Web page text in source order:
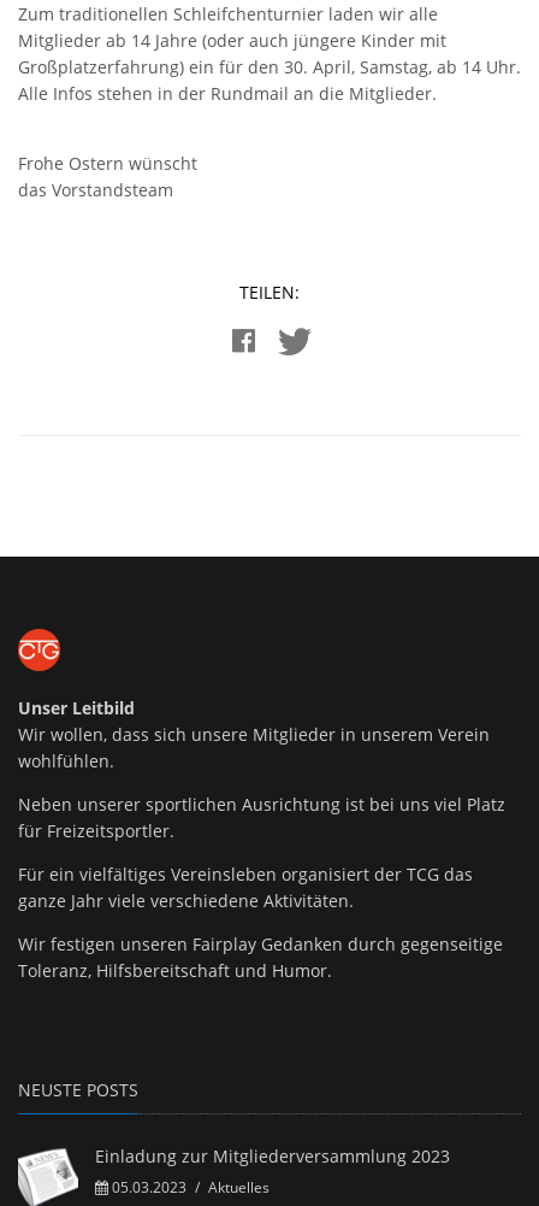
Zum traditionellen Schleifchenturnier laden wir alle
Mitglieder ab 14 Jahre (oder auch jüngere Kinder mit
Großplatzerfahrung) ein für den 30. April, Samstag, ab 14 Uhr.
Alle Infos stehen in der Rundmail an die Mitglieder.
Frohe Ostern wünscht
das Vorstandsteam
TEILEN:
Unser Leitbild
Wir wollen, dass sich unsere Mitglieder in unserem Verein
wohlfühlen.
Neben unserer sportlichen Ausrichtung ist bei uns viel Platz
für Freizeitsportler.
Für ein vielfältiges Vereinsleben organisiert der TCG das
ganze Jahr viele verschiedene Aktivitäten.
Wir festigen unseren Fairplay Gedanken durch gegenseitige
Toleranz, Hilfsbereitschaft und Humor.
NEUSTE POSTS
Einladung zur Mitgliederversammlung 2023
05.03.2023 / Aktuelles